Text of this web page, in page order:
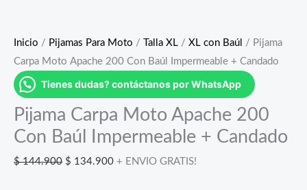
Inicio / Pijamas Para Moto / Talla XL / XL con Baúl / Pijama
Carpa Moto Apache 200 Con Baúl Impermeable + Candado
Tienes dudas? contáctanos por WhatsApp
Pijama Carpa Moto Apache 200
Con Baúl Impermeable + Candado
$144.900 El
$ 134.900El+ ENVIO GRATIS!